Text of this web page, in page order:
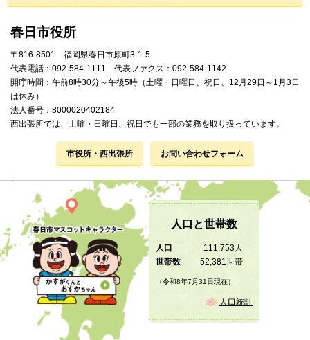
春日市役所
〒816-8501 福岡県春日市原町3-1-5
代表電話：092-584-1111 代表ファクス：092-584-1142
開庁時間：午前8時30分～午後5時（土曜・日曜日、祝日、12月29日～1月3日
は休み）
法人番号：8000020402184
西出張所では、土曜・日曜日、祝日でも一部の業務を取り扱っています。
市役所・西出張所 お問い合わせフォーム
人口と世帯数
人口
111,753人
世帯数
52,381世帯
（令和8年7月31日現在）
人口統計